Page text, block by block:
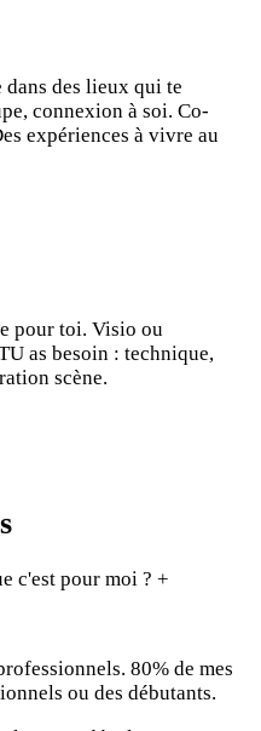
dans des lieux qui te
connexion à soi. Co-
expériences à vivre au
pour toi. Visio ou
as besoin : technique,
scène.
c'est pour moi ?+
80% de mes
ou des débutants.